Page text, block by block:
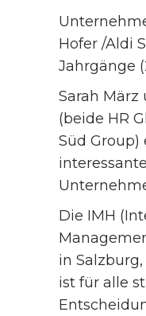
Hofer /Aldi
Jahrgänge
Sarah März
(beide HR
Süd Group)
Die IMH
in
ist für alle